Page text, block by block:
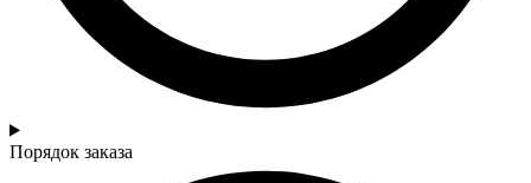
Порядок заказа